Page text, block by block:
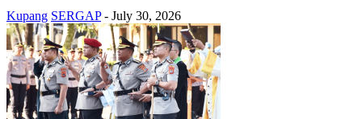
Kupang SERGAP - July 30, 2026